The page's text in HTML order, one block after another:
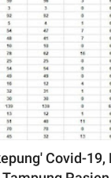
Covid-19,